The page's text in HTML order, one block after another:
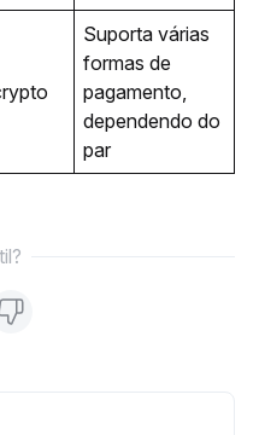
Suporta várias
formas de
pagamento,
dependendo do
par